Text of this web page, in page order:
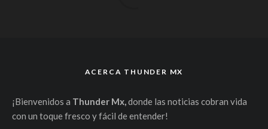
ACERCA THUNDER MX
¡Bienvenidos a Thunder Mx,donde las noticias cobran vida
con un toque fresco y fácil de entender!